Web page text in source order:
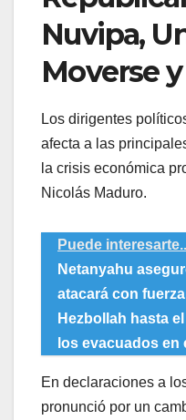
Nuvipa,
Moverse
Los dirigentes
afecta a las
la crisis económica
Nicolás Maduro.
Puede
Netanyahu
atacará con
Hezbollah hasta
los evacuados en
En declaraciones a
pronunció por un